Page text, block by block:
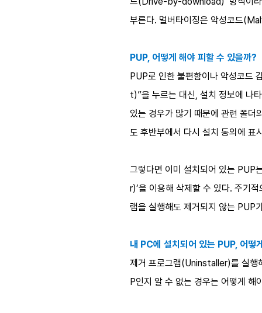
부른다. 멀버타이징은 악성코드
PUP, 어떻게 해야 피할 수 있을까?
PUP로 인한 불편함이나 악성코드
t)”을 누르는 대신, 설치 정보에 나
있는 경우가 많기 때문에 관련 폴더
도 후반부에서 다시 설치 동의에 표
그렇다면 이미 설치되어 있는 PUP
r)’을 이용해 삭제할 수 있다. 주기
램을 실행해도 제거되지 않는 PUP
내 PC에 설치되어 있는 PUP, 어떻
제거 프로그램(Uninstaller)를 실행
P인지 알 수 없는 경우는 어떻게